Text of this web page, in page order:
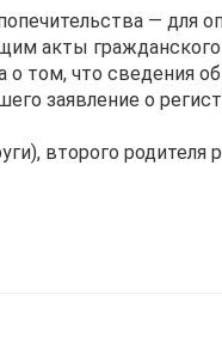
— для
акты
о том, что сведения
заявление о
второго